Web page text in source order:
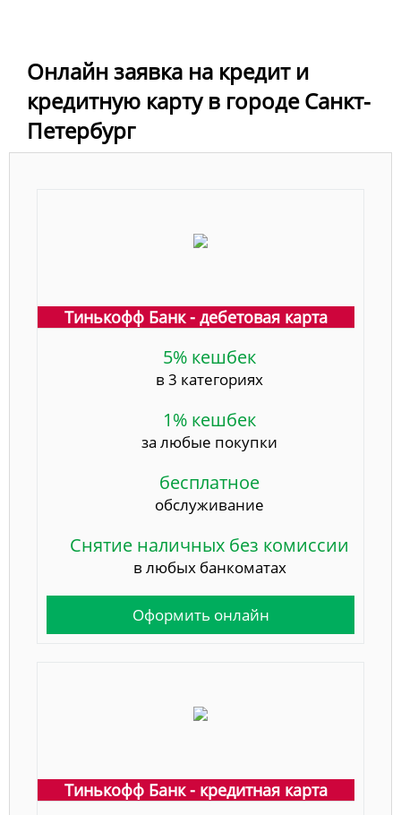
Онлайн заявка на кредит и
кредитную карту в городе Санкт-
Петербург
Тинькофф Банк - дебетовая карта
5% кешбек
в 3 категориях
1% кешбек
за любые покупки
бесплатное
обслуживание
Снятие наличных без комиссии
в любых банкоматах
Оформить онлайн
Тинькофф Банк - кредитная карта